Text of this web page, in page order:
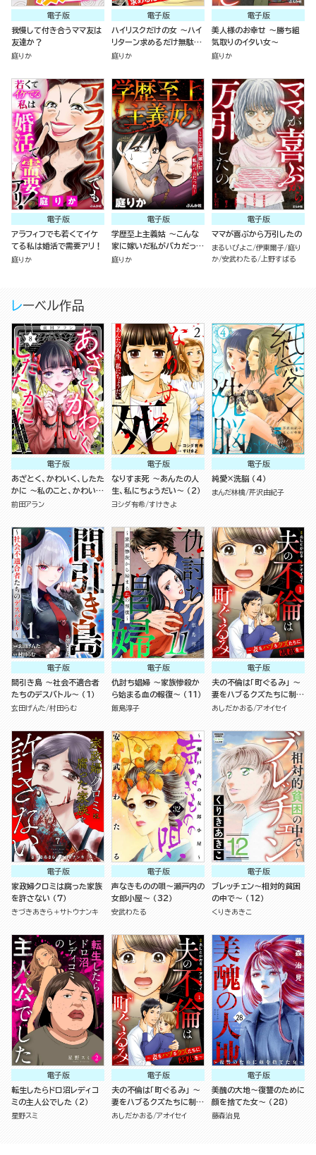
電子版
我慢して付き合うママ友は
友達か？
庭りか
電子版
ハイリスクだけの女 ～ハイ
リターン求めるだけ無駄で
すよ～
庭りか
電子版
美人様のお幸せ ～勝ち組
気取りのイタい女～
庭りか
電子版
アラフィフでも若くてイケ
てる私は婚活で需要アリ！
庭りか
電子版
学歴至上主義姑 ～こんな
家に嫁いだ私がバカだった
～
庭りか
電子版
ママが喜ぶから万引したの
まるいぴよこ 伊東爾子 庭り
か 安武わたる 上野すばる
レーベル作品
電子版
あざとく、かわいく、したた
かに ～私のこと、かわいい
だけだと思ってた？～
前田アラン
電子版
なりすま死 ～あんたの人
生、私にちょうだい～ （2）
ヨシダ有希 すけきよ
電子版
純愛×洗脳 （4）
まんだ林檎 芹沢由紀子
電子版
間引き島 ～社会不適合者
たちのデスバトル～ （1）
玄田げんた 村田らむ
電子版
仇討ち娼婦 ～家族惨殺か
ら始まる血の報復～ （11）
飯島淳子
電子版
夫の不倫は「町ぐるみ」 ～
妻をハブるクズたちに制裁
を～ （1）
あしだかおる アオイセイ
電子版
家政婦クロミは腐った家族
を許さない （7）
きづきあきら＋サトウナンキ
電子版
声なきものの唄～瀬戸内の
女郎小屋～ （32）
安武わたる
電子版
ブレッチェン～相対的貧困
の中で～ （12）
くりきあきこ
電子版
転生したらドロ沼レディコ
ミの主人公でした （2）
星野スミ
電子版
夫の不倫は「町ぐるみ」 ～
妻をハブるクズたちに制裁
を～（分冊版）
あしだかおる アオイセイ
電子版
美醜の大地～復讐のために
顔を捨てた女～ （28）
藤森治見